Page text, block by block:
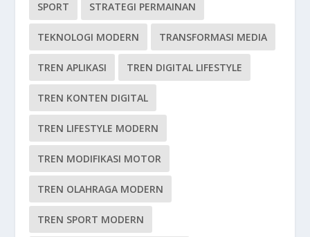
SPORT STRATEGI PERMAINAN
TEKNOLOGI MODERN TRANSFORMASI MEDIA
TREN APLIKASI TREN DIGITAL LIFESTYLE
TREN KONTEN DIGITAL
TREN LIFESTYLE MODERN
TREN MODIFIKASI MOTOR
TREN OLAHRAGA MODERN
TREN SPORT MODERN